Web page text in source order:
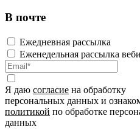
В почте
Ежедневная рассылка
Еженедельная рассылка
Я даю согласие на обработку
персональных данных и
политикой по обработке
данных